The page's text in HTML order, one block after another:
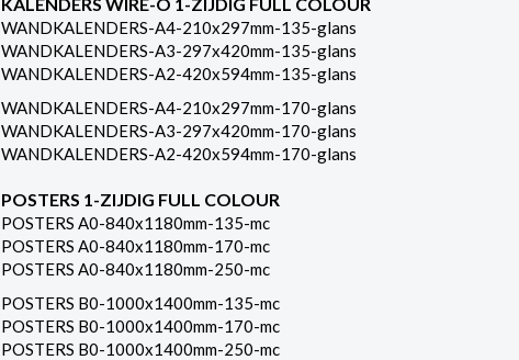
WANDKALENDERS-A4-210x297mm-135-glans
WANDKALENDERS-A3-297x420mm-135-glans
WANDKALENDERS-A2-420x594mm-135-glans
WANDKALENDERS-A4-210x297mm-170-glans
WANDKALENDERS-A3-297x420mm-170-glans
WANDKALENDERS-A2-420x594mm-170-glans
POSTERS 1-ZIJDIG FULL COLOUR
POSTERS A0-840x1180mm-135-mc
POSTERS A0-840x1180mm-170-mc
POSTERS A0-840x1180mm-250-mc
POSTERS B0-1000x1400mm-135-mc
POSTERS B0-1000x1400mm-170-mc
POSTERS B0-1000x1400mm-250-mc